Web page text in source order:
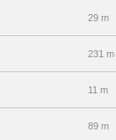
29 m
231 m
11 m
89 m